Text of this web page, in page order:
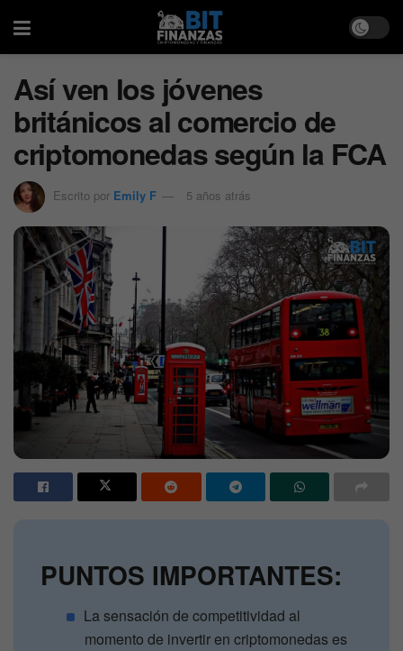
Así ven los jóvenes
británicos al comercio de
criptomonedas según la FCA
Escrito por Emily F 5 años atrás
PUNTOS IMPORTANTES:
La sensación de competitividad al
momento de invertir en criptomonedas es